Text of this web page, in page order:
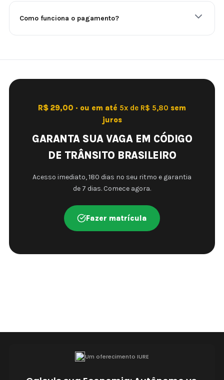
Como funciona o pagamento?
R$ 29,00 · ou em até 5x de R$ 5,80 sem
juros
GARANTA SUA VAGA EM CÓDIGO
DE TRÂNSITO BRASILEIRO
Acesso imediato, 180 dias no seu ritmo e garantia
de 7 dias. Comece agora.
Fazer matrícula